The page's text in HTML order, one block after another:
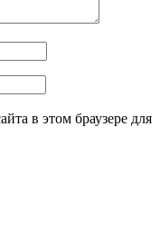
в этом браузере для